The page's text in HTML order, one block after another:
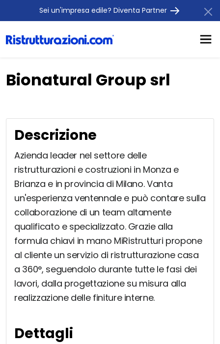
Sei un'impresa edile? Diventa Partner
Bionatural Group srl
Descrizione
Azienda leader nel settore delle
ristrutturazioni e costruzioni in Monza e
Brianza e in provincia di Milano. Vanta
un'esperienza ventennale e può contare sulla
collaborazione di un team altamente
qualificato e specializzato. Grazie alla
formula chiavi in mano MiRistrutturi propone
al cliente un servizio di ristrutturazione casa
a 360°, seguendolo durante tutte le fasi dei
lavori, dalla progettazione su misura alla
realizzazione delle finiture interne.
Dettagli